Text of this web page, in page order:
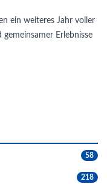
ein weiteres Jahr voller
Erlebnisse
58
218